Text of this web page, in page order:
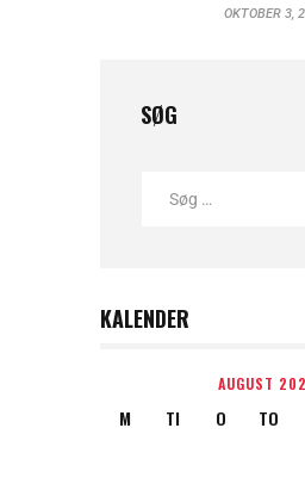
OKTOBER 3,
SØG
KALENDER
AUGUST
M TI O TO